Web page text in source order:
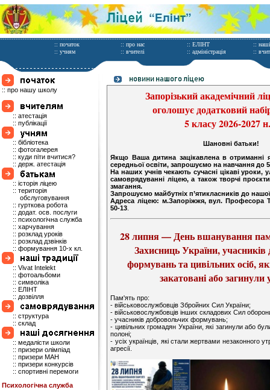
:: початок :: про нас :: ЕЛІНТ
::
:: учням
:: вчителі :: адміністрація ::
:: про нашу школу
:: атестація
:: публікації
:: бібліотека
:: фотогалерея
:: куди піти вчитися?
:: держ. атестація
:: історія ліцею
:: територія
обслуговування
:: гурткова робота
:: додат. осв. послуги
:: психологічна служба
:: харчування
:: розклад уроків
:: розклад дзвінків
:: формування 10-х кл.
:: Vivat Intelekt
:: фотоальбоми
:: символіка
:: ЕЛІНТ
:: дозвілля
:: структура
:: склад
:: медалісти школи
:: призери олімпіад
:: призери МАН
:: призери конкурсів
:: спортивні перемоги
Психологічна служба
Запорізький академічний
оголошує додатковий
5 класу 2026-2027
Шановні батьки!
Якщо Ваша дитина зацікавлена в отриманні
середньої освіти, запрошуємо на навчання до
На наших учнів чекають сучасні цікаві уроки,
самоврядуванні ліцею, а також творчі
змагання.
Запрошуємо майбутніх п’ятикласників до
Адреса ліцею: м.Запоріжжя, вул. Професора
50-13
28 липня — День вшанування
Захисниць України, учасників
формувань та цивільних осіб,
закатовані або загинули
Пам'ять про:
- військовослужбовців Збройних Сил України;
- військовослужбовців інших складових Сил
- учасників добровольчих формувань;
- цивільних громадян України, які загинули або
полоні;
- усіх українців, які стали жертвами незаконного
агресії.